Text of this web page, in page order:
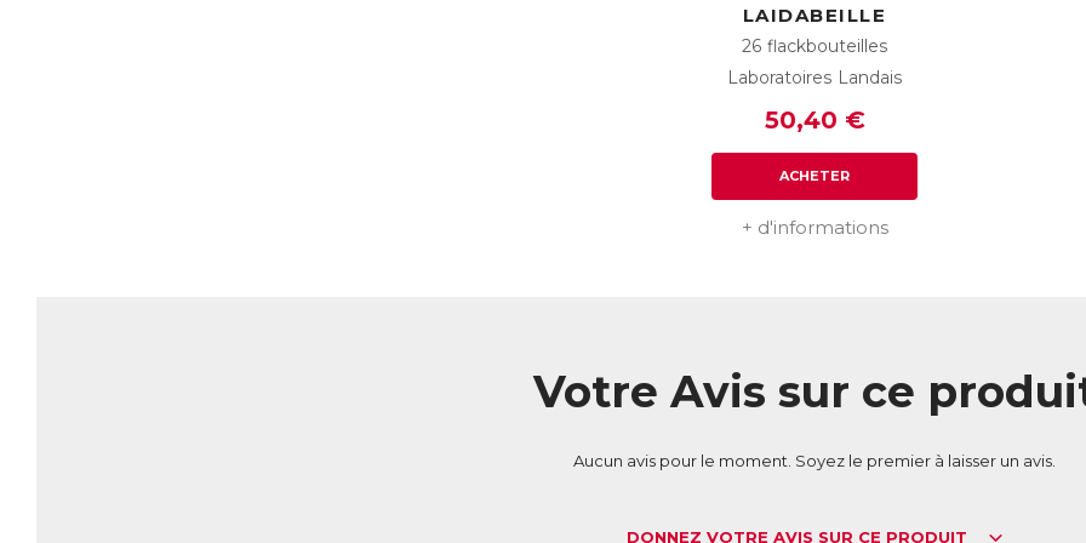
LAIDABEILLE
26 flackbouteilles
Laboratoires Landais
50,40 €
ACHETER
+ d'informations
Votre Avis sur ce
Aucun avis pour le moment. Soyez le premier à laisser un avis.
DONNEZ VOTRE AVIS SUR CE PRODUIT